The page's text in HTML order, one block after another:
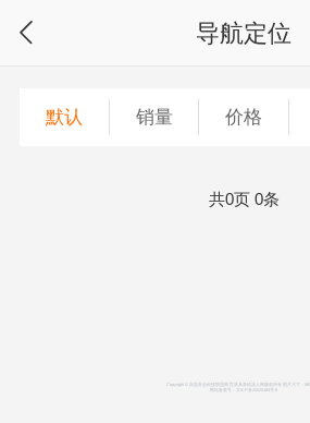
导航定位
默认 销量 价格
共0页 0条
Copyright © 应急安全科技联盟网 世界具身机器人网版权所有 图片尺寸：
网站备案号：
京ICP备20026188号-8